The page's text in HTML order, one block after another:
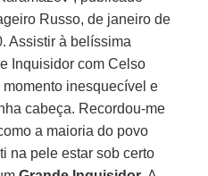
Russo, de janeiro de
Assistir à belíssima
Inquisidor com Celso
inesquecível e
cabeça. Recordou-me
a maioria do povo
na pele estar sob certo